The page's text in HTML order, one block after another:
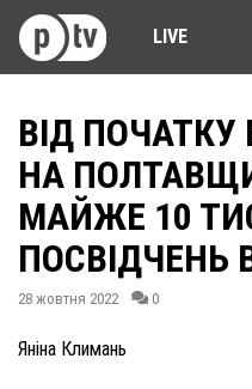
LIVE
ВІД ПОЧАТКУ
НА
МАЙЖЕ 10
ПОСВІДЧЕНЬ
28 жовтня 2022 0
Яніна Климань